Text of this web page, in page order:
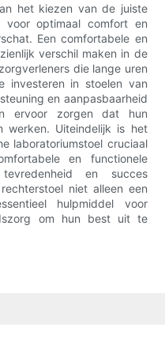
het kiezen van de juiste
voor optimaal comfort en
Een comfortabele en
verschil maken in de
die lange uren
investeren in stoelen van
en aanpasbaarheid
ervoor zorgen dat hun
werken. Uiteindelijk is het
laboratoriumstoel cruciaal
en functionele
en succes
niet alleen een
hulpmiddel voor
om hun best uit te